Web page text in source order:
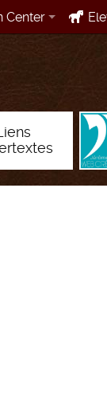
Center